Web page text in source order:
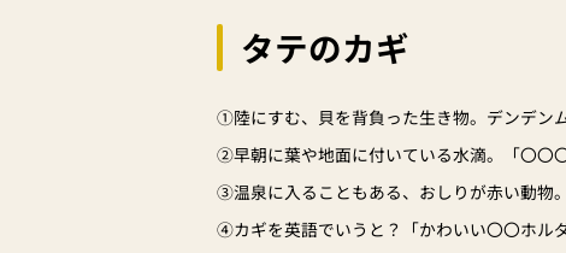
タテのカギ
①陸にすむ、貝を背負った生き物。デンデン
②早朝に葉や地面に付いている水滴。「〇〇
③温泉に入ることもある、おしりが赤い動物
④カギを英語でいうと？「かわいい〇〇ホル